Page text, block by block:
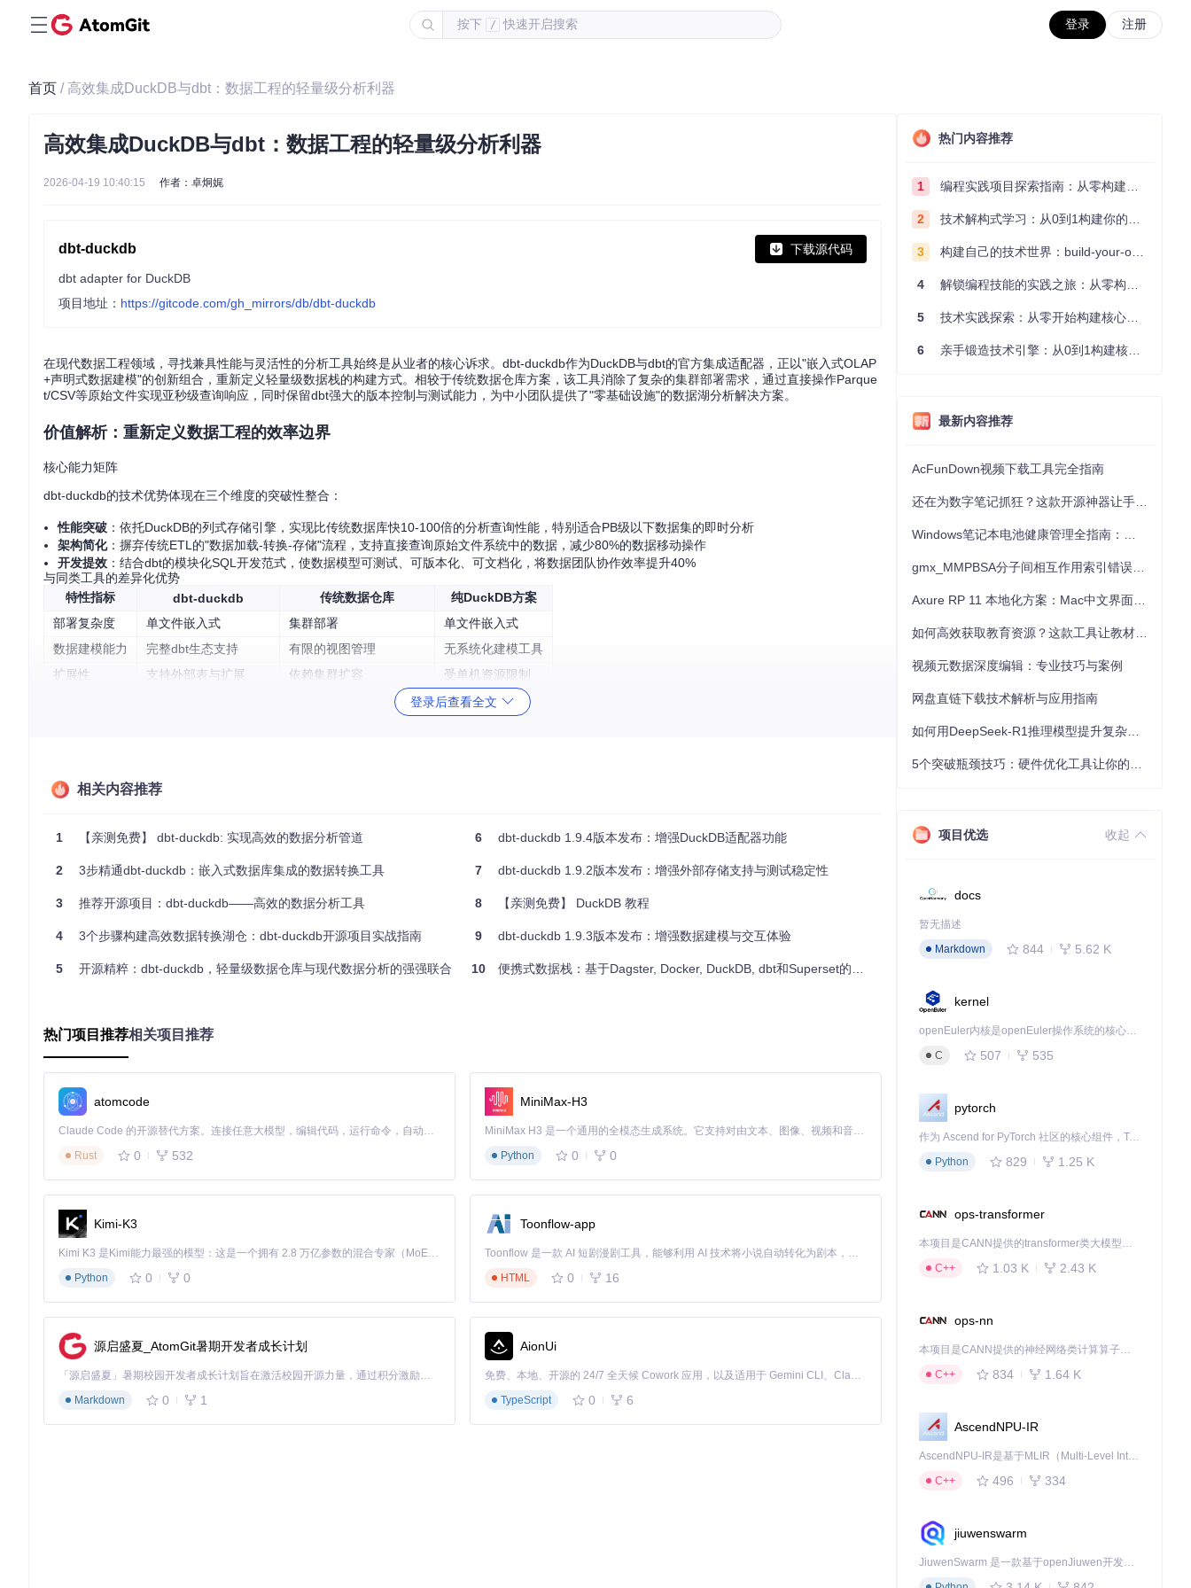
按下 / 快速开启搜索 登录 注册
首页 / 高效集成DuckDB与dbt：数据工程的轻量级分析利器
高效集成DuckDB与dbt：数据工程的轻量级分析利器
2026-04-19 10:40:15 作者：卓炯娓
dbt-duckdb 下载源代码
dbt adapter for DuckDB
项目地址： https://gitcode.com/gh_mirrors/db/dbt-duckdb
在现代数据工程领域，寻找兼具性能与灵活性的分析工具始终是从业者的核心诉求。dbt-duckdb作为DuckDB与dbt的官方集成适配器，正以"嵌入式OLAP
+声明式数据建模"的创新组合，重新定义轻量级数据栈的构建方式。相较于传统数据仓库方案，该工具消除了复杂的集群部署需求，通过直接操作Parque
t/CSV等原始文件实现亚秒级查询响应，同时保留dbt强大的版本控制与测试能力，为中小团队提供了"零基础设施"的数据湖分析解决方案。
价值解析：重新定义数据工程的效率边界
核心能力矩阵
dbt-duckdb的技术优势体现在三个维度的突破性整合：
性能突破 ：依托DuckDB的列式存储引擎，实现比传统数据库快10-100倍的分析查询性能，特别适合PB级以下数据集的即时分析
架构简化：摒弃传统ETL的"数据加载-转换-存储"流程，支持直接查询原始文件系统中的数据，减少80%的数据移动操作
开发提效 ：结合dbt的模块化SQL开发范式，使数据模型可测试、可版本化、可文档化，将数据团队协作效率提升40%
与同类工具的差异化优势
特性指标
dbt-duckdb 传统数据仓库
纯DuckDB方案
部署复杂度
单文件嵌入式 集群部署
单文件嵌入式
数据建模能力
完整dbt生态支持 有限的视图管理
无系统化建模工具
扩展性
支持外部表与扩展 依赖集群扩容
受单机资源限制
陡峭（需掌握集群管理） 平缓（SQL为主）
环境要求
最低版本
pip
20.0 22.0+
pip --version
操作系统
Windows 10+ Windows 11
systeminfo | findstr /B /C:"OS Name"
macOS 10.15
macOS 12+
sw_vers -productVersion
验证环境兼容性的3个方法
🛠️Python环境深度检查
which python3 || where python3
python3 -c "import sys; print(sys.version)"
# 验证pip是否关联正确Python版本
pip3 --version | grep -o
# Debian/Ubuntu系统 [Linux]
# RedHat/CentOS系统 [Linux]
yum list installed | grep -E "openssl-devel|libgomp"
# macOS系统 [macOS]
常见兼容性问题排查
Python 3.6及以下版本：会导致安装失败，需升级至3.7+
旧版pip：可能导致依赖解析错误，执行
python -m pip install --upgrade pip解决
登录后查看全文
相关内容推荐
1 【亲测免费】 dbt-duckdb: 实现高效的数据分析管道
2 3步精通dbt-duckdb：嵌入式数据库集成的数据转换工具
3 推荐开源项目：dbt-duckdb——高效的数据分析工具
4 3个步骤构建高效数据转换湖仓：dbt-duckdb开源项目实战指南
5 开源精粹：dbt-duckdb，轻量级数据仓库与现代数据分析的强强联合
6 dbt-duckdb 1.9.4版本发布：增强DuckDB适配器功能
7 dbt-duckdb 1.9.2版本发布：增强外部存储支持与测试稳定性
8 【亲测免费】 DuckDB 教程
9 dbt-duckdb 1.9.3版本发布：增强数据建模与交互体验
10 便携式数据栈：基于Dagster, Docker, DuckDB, dbt和Superset的实战指南
热门项目推荐相关项目推荐
atomcode
Claude Code 的开源替代方案。连接任意大模型，编辑代码，运行命令，自动验证 — 全自动执行。用 Rust 构建，极致性能。 ｜ An open-source alternative to Claude Code. Connect any LLM, edit code, run commands, and verify changes — autonomously. Built in Rust for speed. Get Started
Rust
0 532
MiniMax-H3
MiniMax H3 是一个通用的全模态生成系统。它支持对由文本、图像、视频和音频组成的多模态上下文进行统一理解，并能生成分辨率高达 2K、时长可达 15 秒的带原生立体声音频的视频。得益于面向任务泛化的系统设计，H3 在预训练阶段就已具备广泛的多模态上下文理解与生成能力，能够出色地执行复杂的多模态指令。
Python
0 0
Kimi-K3
Kimi K3 是Kimi能力最强的模型：这是一个拥有 2.8 万亿参数的混合专家（MoE）模型，具备原生视觉理解能力，并支持 100 万 token 的上下文窗口。
Python
0 0
Toonflow-app
Toonflow 是一款 AI 短剧漫剧工具，能够利用 AI 技术将小说自动转化为剧本，并结合 AI 生成的图片和视频，实现高效的短剧创作。借助 Toonflow，可以轻松完成从文字到影像的全流程，让短剧制作变得更加智能与便捷。
HTML
0 16
源启盛夏_AtomGit暑期开发者成长计划
「源启盛夏」暑期校园开发者成长计划旨在激活校园开源力量，通过积分激励、认证扶持、资源倾斜等形式，引导高校组织和开发者完成「入驻 — 建项目 — 做贡献 — 获认证 — 得资源」的完整闭环。无论你是想带领社团入驻平台的组织者，还是希望用代码贡献证明自己的开发者，都能在这里找到属于你的成长路径。
Markdown
0 1
AionUi
免费、本地、开源的 24/7 全天候 Cowork 应用，以及适用于 Gemini CLI、Claude Code、Codex、OpenCode、Qwen Code、Goose CLI、Auggie 等的 OpenClaw | 🌟 喜欢就点star吧
TypeScript
0 6
热门内容推荐
1 编程实践项目探索指南：从零构建技术能力体系
2 技术解构式学习：从0到1构建你的编程知识体系
3 构建自己的技术世界：build-your-own-x项目的实践探索指南
4 解锁编程技能的实践之旅：从零构建你的技术世界
5 技术实践探索：从零开始构建核心系统的实践指南
6 亲手锻造技术引擎：从0到1构建核心系统的实践指南
最新内容推荐
AcFunDown视频下载工具完全指南
视频元数据深度编辑：专业技巧与案例
网盘直链下载技术解析与应用指南
项目优选 收起
docs
暂无描述
Markdown
844 5.62 K
kernel
openEuler内核是openEuler操作系统的核心，既是系统性能与稳定性的基石，也是连接处理器、设备与服务的桥梁。
C
507 535
pytorch
作为 Ascend for PyTorch 社区的核心组件，TorchNPU 是昇腾专为 PyTorch 打造的深度学习适配插件，使 PyTorch 框架能够直接调用昇腾 NPU，为开发者提供昇腾 AI 处理器的超强算力。
Python
829 1.25 K
ops-transformer
本项目是CANN提供的transformer类大模型算子库，实现网络在NPU上加速计算。
C++
1.03 K 2.43 K
ops-nn
本项目是CANN提供的神经网络类计算算子库，实现网络在NPU上加速计算。
C++
834 1.64 K
AscendNPU-IR
AscendNPU-IR是基于MLIR（Multi-Level Intermediate Representation）构建的，面向昇腾亲和算子编译时使用的中间表示，提供昇腾完备表达能力，通过编译优化提升昇腾AI处理器计算效率，支持通过生态框架使能昇腾AI处理器与深度调优
C++
496 334
jiuwenswarm
JiuwenSwarm 是一款基于openJiuwen开发的智能AI Agent，它能够将大语言模型的强大能力，通过你日常使用的各类通讯应用，直接延伸至你的指尖。